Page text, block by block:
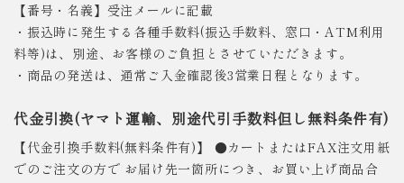
【番号・名義】受注メールに記載
・振込時に発生する各種手数料(振込手数料、窓口・ATM利用
料等)は、別途、お客様のご負担とさせていただきます。
・商品の発送は、通常ご入金確認後3営業日程となります。
代金引換(ヤマト運輸、別途代引手数料但し無料条件有)
【代金引換手数料(無料条件有)】 ●カートまたはFAX注文用紙
でのご注文の方で お届け先一箇所につき、お買い上げ商品合